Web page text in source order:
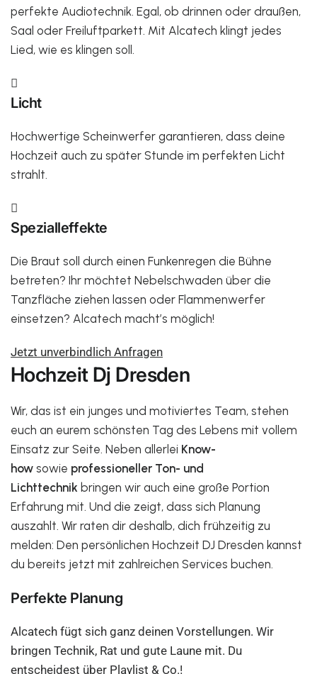
perfekte Audiotechnik. Egal, ob drinnen oder draußen,
Saal oder Freiluftparkett. Mit Alcatech klingt jedes
Lied, wie es klingen soll.

Licht
Hochwertige Scheinwerfer garantieren, dass deine
Hochzeit auch zu später Stunde im perfekten Licht
strahlt.

Spezialleffekte
Die Braut soll durch einen Funkenregen die Bühne
betreten? Ihr möchtet Nebelschwaden über die
Tanzfläche ziehen lassen oder Flammenwerfer
einsetzen? Alcatech macht’s möglich!
Jetzt unverbindlich Anfragen
Hochzeit Dj Dresden
Wir, das ist ein junges und motiviertes Team, stehen
euch an eurem schönsten Tag des Lebens mit vollem
Einsatz zur Seite. Neben allerlei Know-
how sowie professioneller Ton- und
Lichttechnik bringen wir auch eine große Portion
Erfahrung mit. Und die zeigt, dass sich Planung
auszahlt. Wir raten dir deshalb, dich frühzeitig zu
melden: Den persönlichen Hochzeit DJ Dresden kannst
du bereits jetzt mit zahlreichen Services buchen.
Perfekte Planung
Alcatech fügt sich ganz deinen Vorstellungen. Wir
bringen Technik, Rat und gute Laune mit. Du
entscheidest über Playlist & Co.!